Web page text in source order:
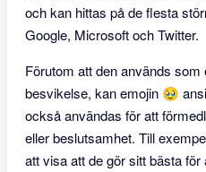
och kan hittas på de flesta
Google, Microsoft och Twitter.
Förutom att den används
besvikelse, kan emojin 🥹
också användas för att
eller beslutsamhet. Till
att visa att de gör sitt bästa